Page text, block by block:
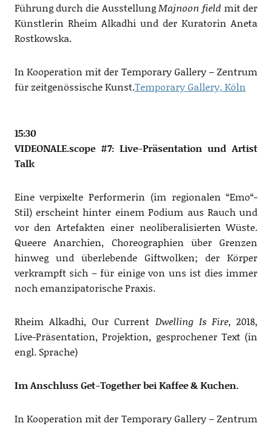
Führung durch die AusstellungMajnoon fieldmit der
Künstlerin Rheim Alkadhi und der Kuratorin Aneta
Rostkowska.
In Kooperation mit der Temporary Gallery – Zentrum
für zeitgenössische Kunst.Temporary Gallery, Köln
15:30
VIDEONALE.scope #7: Live-Präsentation und Artist
Talk
Eine verpixelte Performerin (im regionalen “Emo“-
Stil) erscheint hinter einem Podium aus Rauch und
vor den Artefakten einer neoliberalisierten Wüste.
Queere Anarchien, Choreographien über Grenzen
hinweg und überlebende Giftwolken; der Körper
verkrampft sich – für einige von uns ist dies immer
noch emanzipatorische Praxis.
Rheim Alkadhi, Our Current Dwelling Is Fire, 2018,
Live-Präsentation, Projektion, gesprochener Text (in
engl. Sprache)
Im Anschluss Get-Together bei Kaffee & Kuchen.
In Kooperation mit der Temporary Gallery – Zentrum